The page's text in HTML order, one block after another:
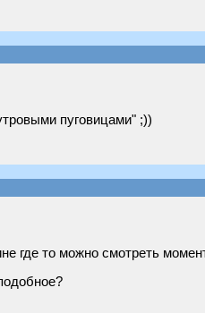
пуговицами" ;))
где то можно смотреть